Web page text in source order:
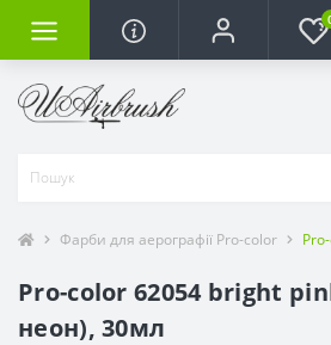
Фарби для аерографії Pro-color
Pro-color 62054 bright
неон), 30мл